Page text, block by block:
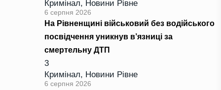
Кримінал, Новини Рівне
6 серпня 2026
На Рівненщині військовий без водійського
посвідчення уникнув в’язниці за
смертельну ДТП
3
Кримінал, Новини Рівне
6 серпня 2026